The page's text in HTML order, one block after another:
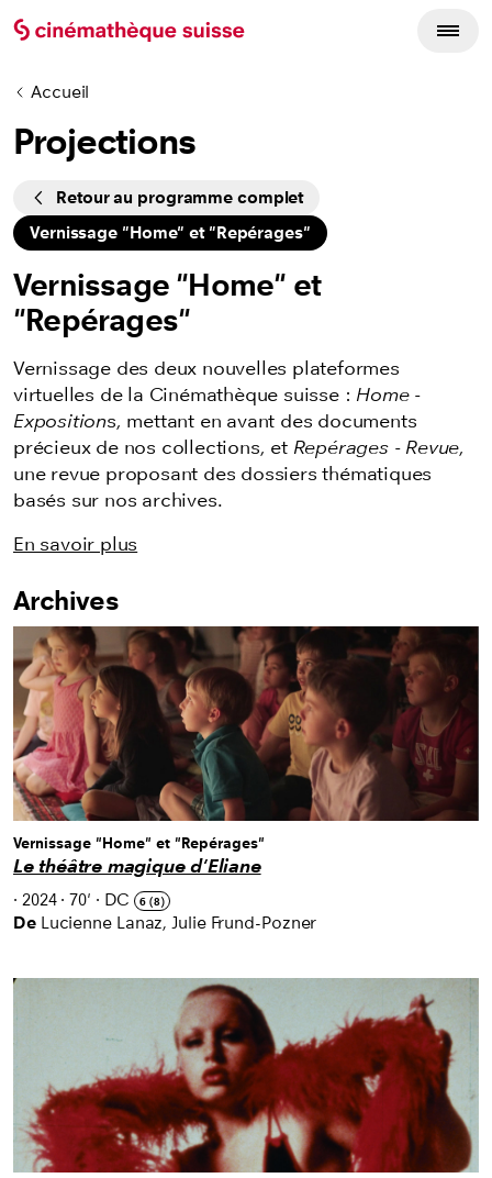
Accueil
Projections
CyclesRetour au programme complet
Vernissage "Home" et "Repérages"
Vernissage "Home" et
"Repérages"
Vernissage des deux nouvelles plateformes
virtuelles de la Cinémathèque suisse : Home -
Expositions, mettant en avant des documents
précieux de nos collections, et Repérages - Revue,
une revue proposant des dossiers thématiques
basés sur nos archives.
En savoir plus
Listing des films
Archives
Vernissage "Home" et "Repérages"
Le théâtre magique d'Eliane
· 2024·70' · DC 6 (8)
De Lucienne Lanaz, Julie Frund-Pozner